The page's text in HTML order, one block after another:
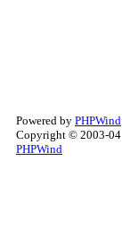
Powered by PHPWind
Copyright © 2003-04
PHPWind